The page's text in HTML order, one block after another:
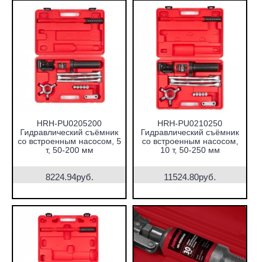
HRH-PU0205200
Гидравлический съёмник
со встроенным насосом, 5
т, 50-200 мм
8224.94руб.
HRH-PU0210250
Гидравлический съёмник
со встроенным насосом,
10 т, 50-250 мм
11524.80руб.